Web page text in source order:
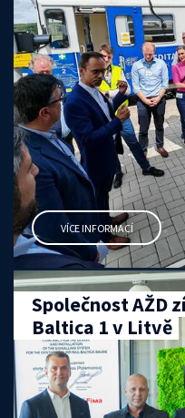
VÍCE INFORMACÍ
Společnost AŽD
Baltica 1 v Litvě